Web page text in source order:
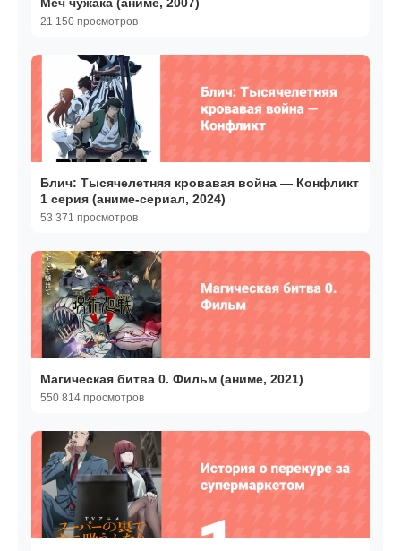
Меч чужака (аниме, 2007)
21 150 просмотров
Блич: Тысячелетняя кровавая война — Конфликт
1 серия (аниме-сериал, 2024)
53 371 просмотров
Магическая битва 0. Фильм (аниме, 2021)
550 814 просмотров